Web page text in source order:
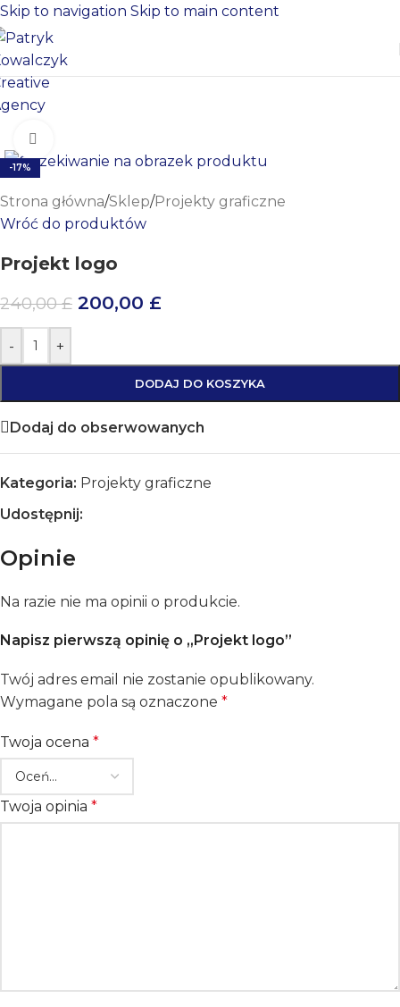
Skip to navigation Skip to main content
-17%
Strona główna/Sklep/Projekty graficzne
Wróć do produktów
Projekt logo
240,00£ 200,00 £
- +
DODAJ DO KOSZYKA
Dodaj do obserwowanych
Kategoria: Projekty graficzne
Udostępnij:
Opinie
Na razie nie ma opinii o produkcie.
Napisz pierwszą opinię o „Projekt logo”
Twój adres email nie zostanie opublikowany.
Wymagane pola są oznaczone *
Twoja ocena *
Twoja opinia *